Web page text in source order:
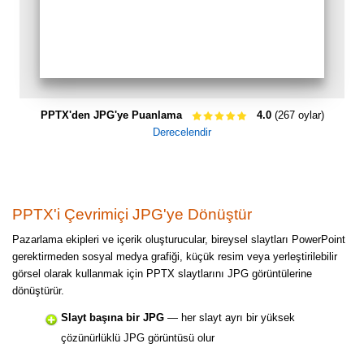
PPTX'den JPG'ye Puanlama 4.0(267 oylar)
Derecelendir
PPTX'i Çevrimiçi JPG'ye Dönüştür
Pazarlama ekipleri ve içerik oluşturucular, bireysel slaytları PowerPoint
gerektirmeden sosyal medya grafiği, küçük resim veya yerleştirilebilir
görsel olarak kullanmak için PPTX slaytlarını JPG görüntülerine
dönüştürür.
Slayt başına bir JPG — her slayt ayrı bir yüksek
çözünürlüklü JPG görüntüsü olur